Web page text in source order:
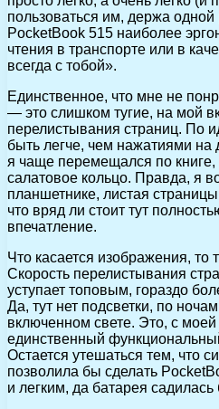
пользоваться им, держа одной
PocketBook 515 наиболее
чтения в транспорте или в
всегда с тобой».
Единственное, что мне не
— это слишком тугие, на мой
перелистывания страниц. По
быть легче, чем нажатиями на
я чаще перемещался по
салатовое кольцо. Правда, я
планшетнике, листая
что вряд ли стоит тут
впечатление.
Что касается изображения, то
Скорость перелистывания
уступает топовым, гораздо
Да, тут нет подсветки, по
включенном свете. Это, с моей
единственный
Остается утешаться тем, что
позволила бы сделать
и легким, да батарея